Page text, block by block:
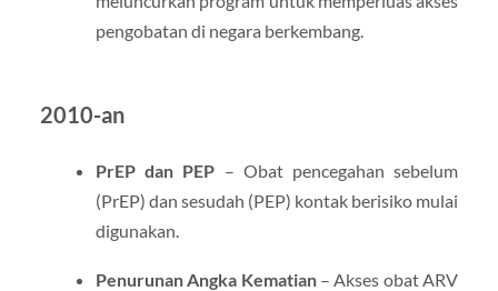
pengobatan di negara berkembang.
2010-an
PrEP dan PEP – Obat pencegahan sebelum
(PrEP) dan sesudah (PEP) kontak berisiko mulai
digunakan.
Penurunan Angka Kematian– Akses obat ARV